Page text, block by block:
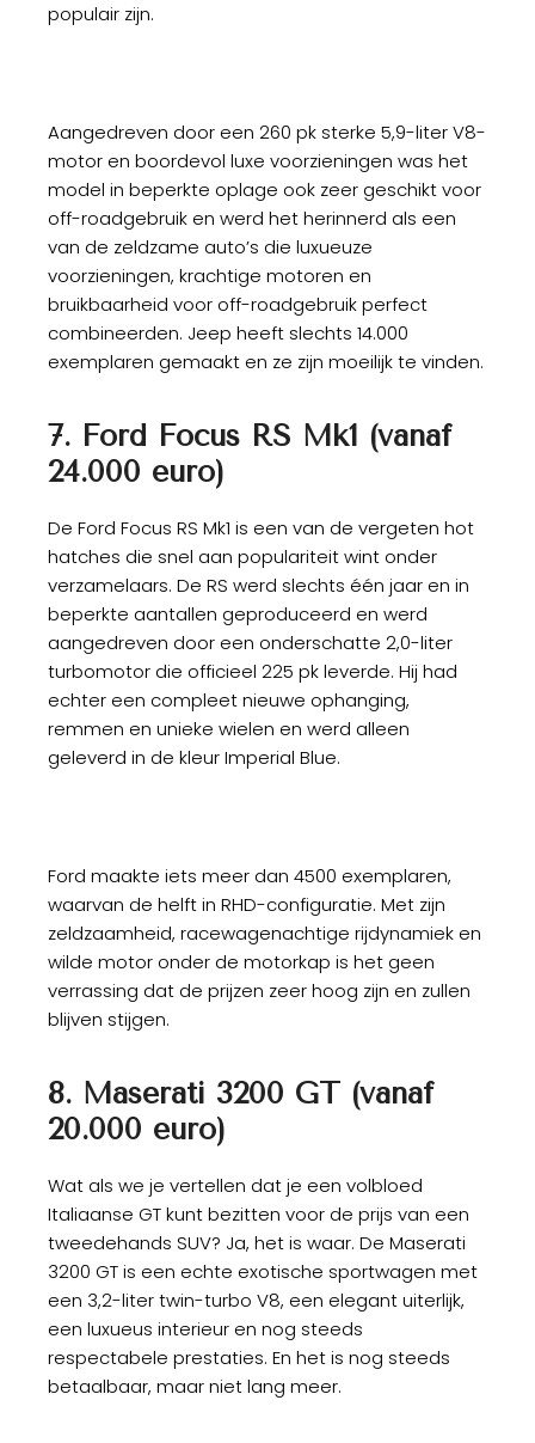
populair zijn.
Aangedreven door een 260 pk sterke 5,9-liter V8-
motor en boordevol luxe voorzieningen was het
model in beperkte oplage ook zeer geschikt voor
off-roadgebruik en werd het herinnerd als een
van de zeldzame auto’s die luxueuze
voorzieningen, krachtige motoren en
bruikbaarheid voor off-roadgebruik perfect
combineerden. Jeep heeft slechts 14.000
exemplaren gemaakt en ze zijn moeilijk te vinden.
7. Ford Focus RS Mk1 (vanaf
24.000 euro)
De Ford Focus RS Mk1 is een van de vergeten hot
hatches die snel aan populariteit wint onder
verzamelaars. De RS werd slechts één jaar en in
beperkte aantallen geproduceerd en werd
aangedreven door een onderschatte 2,0-liter
turbomotor die officieel 225 pk leverde. Hij had
echter een compleet nieuwe ophanging,
remmen en unieke wielen en werd alleen
geleverd in de kleur Imperial Blue.
Ford maakte iets meer dan 4500 exemplaren,
waarvan de helft in RHD-configuratie. Met zijn
zeldzaamheid, racewagenachtige rijdynamiek en
wilde motor onder de motorkap is het geen
verrassing dat de prijzen zeer hoog zijn en zullen
blijven stijgen.
8. Maserati 3200 GT (vanaf
20.000 euro)
Wat als we je vertellen dat je een volbloed
Italiaanse GT kunt bezitten voor de prijs van een
tweedehands SUV? Ja, het is waar. De Maserati
3200 GT is een echte exotische sportwagen met
een 3,2-liter twin-turbo V8, een elegant uiterlijk,
een luxueus interieur en nog steeds
respectabele prestaties. En het is nog steeds
betaalbaar, maar niet lang meer.